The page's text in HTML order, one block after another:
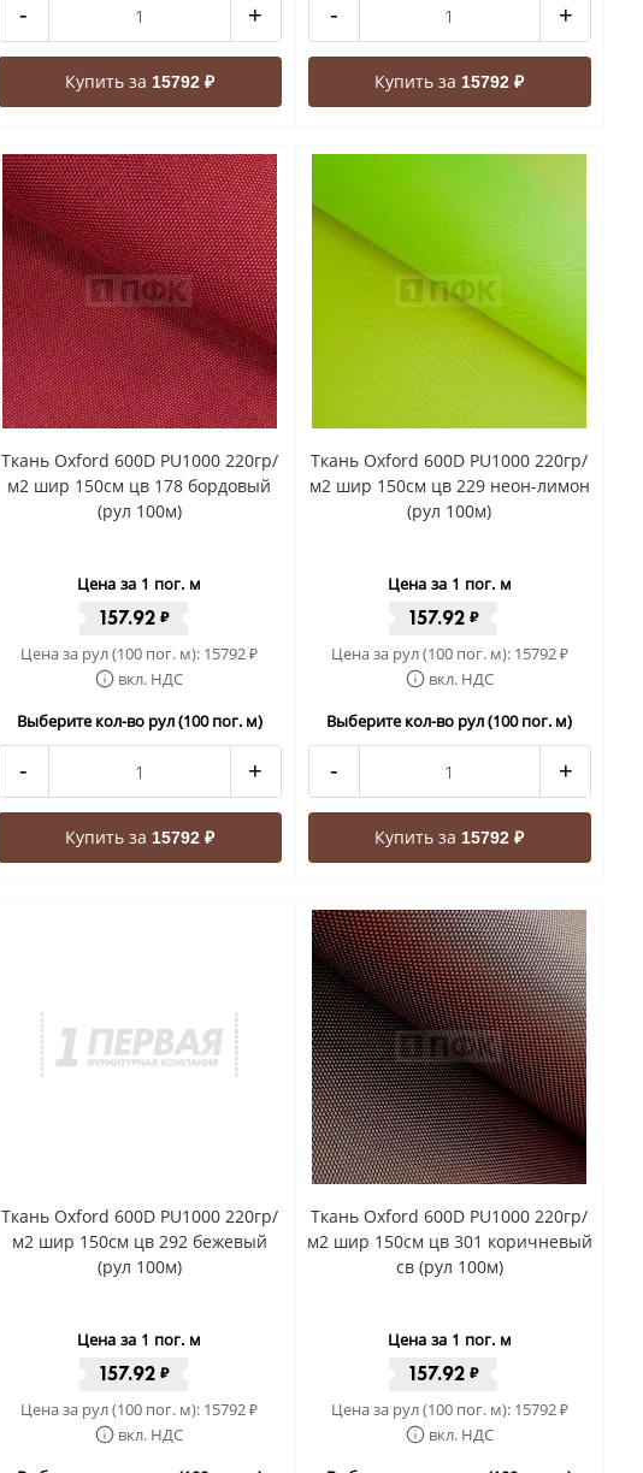
- +
Купить за 15792 ₽
- +
Купить за15792 ₽
Ткань Oxford 600D PU1000 220гр/
м2 шир 150см цв 178 бордовый
(рул 100м)
Цена за 1 пог. м
157.92 ₽
Цена за рул (100 пог. м): 15792₽
вкл. НДС
Выберите кол-во рул (100 пог. м)
- +
Купить за 15792 ₽
Ткань Oxford 600D PU1000 220гр/
м2 шир 150см цв 229 неон-лимон
(рул 100м)
Цена за 1 пог. м
157.92 ₽
Цена за рул (100 пог. м): 15792₽
вкл. НДС
Выберите кол-во рул (100 пог. м)
- +
Купить за15792 ₽
Ткань Oxford 600D PU1000 220гр/
м2 шир 150см цв 292 бежевый
(рул 100м)
Цена за 1 пог. м
157.92 ₽
Цена за рул (100 пог. м): 15792₽
вкл. НДС
Ткань Oxford 600D PU1000 220гр/
м2 шир 150см цв 301 коричневый
св (рул 100м)
Цена за 1 пог. м
157.92 ₽
Цена за рул (100 пог. м): 15792₽
вкл. НДС